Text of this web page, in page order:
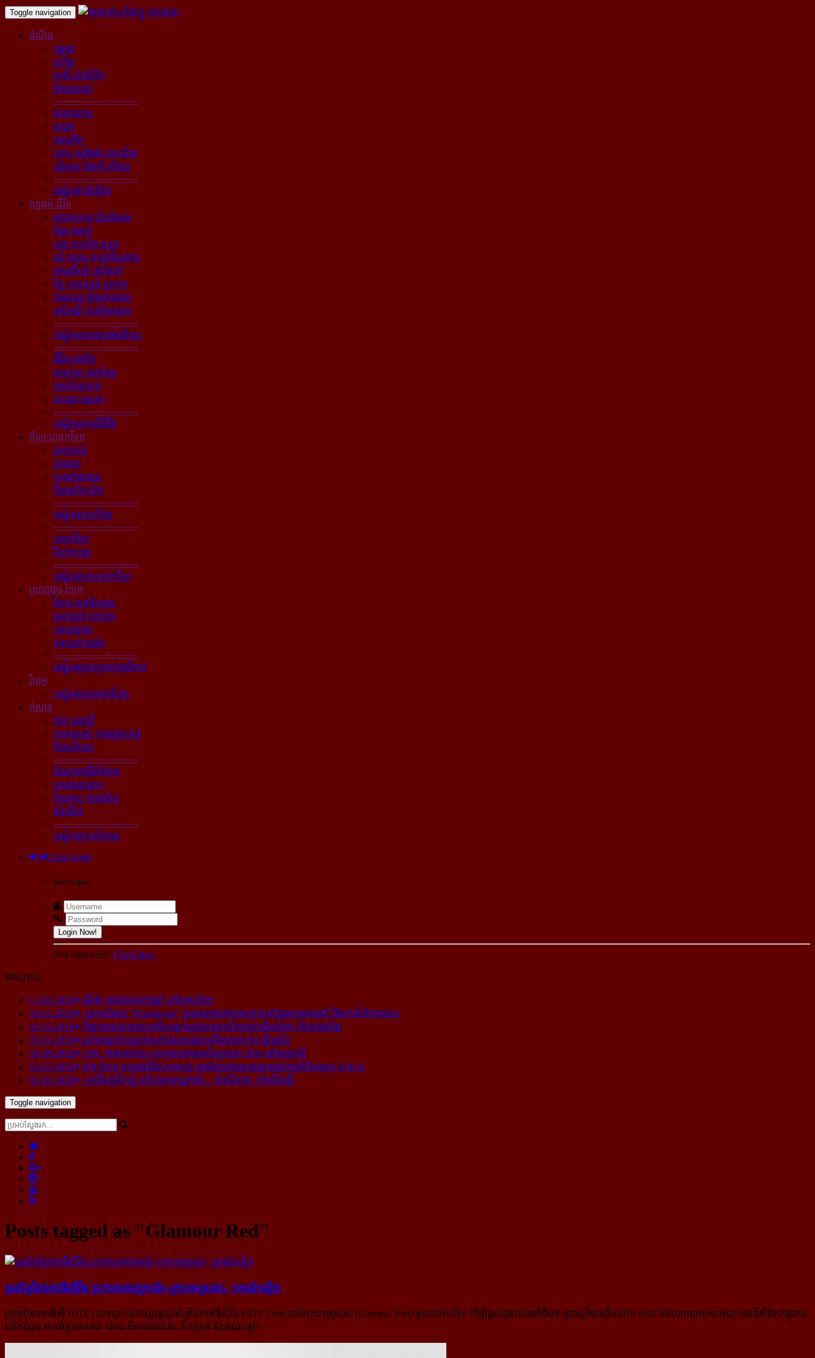
Toggle navigation
ដំណឹង
កម្ពុជា
បារាំង
អាស៊ី-ប៉ាស៊ីភិក
ពិភពលោក
----------------------------
នយោបាយ
សង្គម
សេដ្ឋកិច្ច
គ្រោះ យុត្តិធម៌ បទល្មើស
បរិស្ថាន ផែនដី ព្រំដែន
----------------------------
បណ្ដុំគ្រប់ដំណឹង
វប្បធម៌-ជីវិត
ស្ថាបត្យកម្ម រៀបចំនគរ
គំនូរ ចម្លាក់
ភ្លេង ចម្រៀង ស្មូត្រ
របាំ ល្ខោន ទស្សនីយភាព
អក្សសិល្ប៍ សៀវភៅ
វិទ្យុ ទូរទស្សន៍ រូបភាព
ភាពយន្ដ ផ្ទាំងសំពត់ស
ប្រពៃណី ទំនៀមទម្លាប់
----------------------------
បណ្ដុំអត្ថបទវប្បធម៌សិល្បៈ
----------------------------
ជីវិតប្រចាំថ្ងៃ
សុខភាព អនាម័យ
សោភ័ណភាព
បេះដូង ស្នេហា
----------------------------
បណ្ដុំអត្ថបទពីជីវិត
កីឡា-បច្ចេកវិទ្យា
បាល់ទាត់
ប្រដាល់
ប្រណាំងយាន
កីឡាដទៃទៀត
----------------------------
បណ្ដុំអត្ថបទកីឡា
----------------------------
បច្ចេកវិទ្យា
វិទ្យាសាស្ត្រ
----------------------------
បណ្ដុំអត្ថបទបច្ចេកវិទ្យា
ស្រាវជ្រាវ-វិភាគ
វិភាគ អត្ថាធិប្បាយ
ស្រាវជ្រាវ ឯកសារ
បទសម្ភាស
បទយកការណ៍
----------------------------
បណ្ដុំអត្ថបទស្រាវជ្រាវវិភាគ
វីដេអូ
បណ្ដុំអត្ថបទមានវីដេអូ
កំសាន្ដ
តារា ជនល្បី
ទេសចរណ៍ ការផ្សងព្រេង
ពីនេះពីនោះ
----------------------------
ជ័យគ្រតធ្វើព័ត៌មាន
ប្រលោមលោក
កំណាព្យ កម្រងកែវ
សំណើច
----------------------------
បណ្ដុំអត្ថបទកំសាន្ដ
User login
User login
Login Now!
Not registered? Click here.
ចុងក្រោយ
11-02-2018
ណីម៉ា អាច​ជាប់​គុក​៦ឆ្នាំ នៅ​អេស្ប៉ាញ!
10-31-2018
«អ្នក​កាសែត "Khashoggi" ត្រូវ​បាន​ច្របាច់ក​សម្លាប់​នៅ​ក្នុង​ស្ថាន​ភារធារី និង​កាត់​បំបែក​សព»
10-31-2018
កីឡាករ​បាល់ទាត់​ប្រេស៊ីល​ម្នាក់​ត្រូវ​បាន​រក​ឃើញ​ស្លាប់​ជិត​ដាច់ក និង​ដាច់​លិង្គ
10-31-2018
រូបភាព​ធ្លាក់​ឧទ្ធម្ភាគចក្រ​ដែល​សម្លាប់​អតីត​ម្ចាស់​ក្រុម​ ឡីឆេស្ទ័រ
10-28-2018
ABC គាស់​កកាយ​«ទ្រព្យមហាសាល​នៃ​ត្រកូល ហ៊ុន»​នៅ​អូស្ត្រាលី
10-23-2018
ហ៊ុន សែន អះអាង​ពី​ជំហរ​ខុស​គ្នា ក្នុង​ជំនួប​ជាមួយ​ឧត្តម​ស្នងការ​សិទ្ធិ​មនុស្ស អ.ស.ប
10-20-2018
«រាត្រីចន្ទទឹកឃ្មុំ នៅបន្ទប់សណ្ឋាគារ... ជាន់ទី៣៥» សំណើចខ្លី
Toggle navigation
Posts tagged as "Glamour Red"
ទូរស័ព្ទ​ដៃ​អេចធីស៊ីវ័ន ប្រកាស​ចេញ​ពណ៌​«ក្រហម​ស្រស់» ១​ពណ៌​ទៀត
ក្រុមហ៊ុនអេចធីស៊ី (HTC) បានប្រកាសចេញនូវទូរស័ព្ទដៃអេចធីស៊ីវ័ន (HTC One) ពណ៌ក្រហមស្រស់ (Glamour Red) មួយពណ៌ទៀត ដើម្បីផ្តល់ជូនដល់អតិថិជន នូវជម្រើសច្រើនយ៉ាង ខណៈដែលការប្រកាសចេញ អេចធីស៊ីវ័នជាផ្លូវការ​
លើកដំបូង មានចំនួន៣ពណ៌ ពោលគឺមានពណ៌ស, ទឹកប្រាក់ និងពណ៌ខ្មៅ។